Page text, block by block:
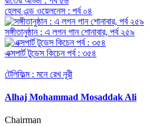
হেলথ এন্ড ওয়েলনেস : পর্ব ০৪
সঙ্গীতানুষ্ঠান : এ লগন গান শোনাবার, পর্ব ২৫৯
এক্সপার্ট টুডেস কিচেন পর্ব : ৩৫৪
টেলিফিল্ম : মনে রেখ নূরী
Alhaj Mohammad Mosaddak Ali
Chairman